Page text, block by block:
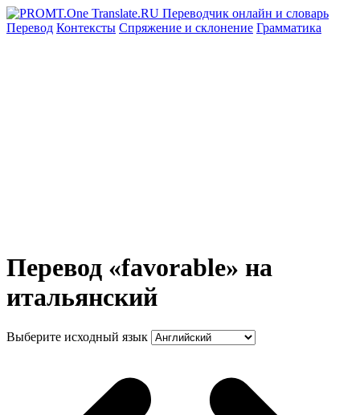
Перевод Контексты Спряжение и склонение Грамматика
Перевод «favorable» на
итальянский
Выберите исходный язык